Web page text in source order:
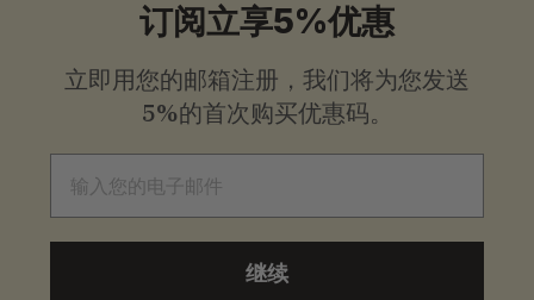
订阅立享5%优惠
立即用您的邮箱注册，我们将为您发送
5%的首次购买优惠码。
继续